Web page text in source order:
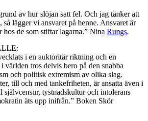
av hur slöjan satt fel. Och jag tänker att
så lägger vi ansvaret på henne. Ansvaret är
hos de som stiftar lagarna.” Nina Rungs.
i en auktoritär riktning och en
världen tros delvis bero på den snabba
och politisk extremism av olika slag.
till och med tankefriheten, är ansatta även i
självcensur, tystnadskultur och intolerans
äts upp inifrån.” Boken Skör